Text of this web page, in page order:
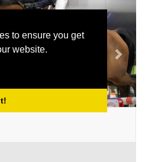
to ensure you get
website.
Next